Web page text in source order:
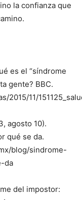
la confianza que
es el “síndrome
gente? BBC.
2015/11/
agosto 10).
qué se da.
blog/sindrome-
da
del impostor: